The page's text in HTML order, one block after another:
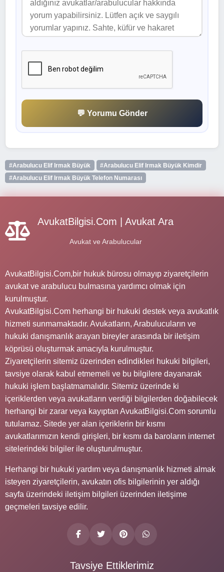
💬 Yorumu Gönder
#Arabulucu Elif Irmak Büyük
#Arabulucu Elif Irmak Büyük Kimdir
#Arabulucu Elif Irmak Büyük Telefon Numarası
AvukatBilgisi.Com | Avukat Ara
Avukat ve Arabulucular
AvukatBilgisi.Com,bir hukuk bürosu olmayıp ziyaretçilerin
avukat ve arabulucu bulmasına yardımcı olmak için
kurulmuştur.
AvukatBilgisi.Com herhangi bir hukuki destek veya avukatlık
hizmeti sunmamaktadır. Avukatların, Arabulucuların ve
hukuki danışmanlık arayan bireyler arasında bir iletişim
köprüsü oluşturmak amacıyla kurulmuştur.
Ziyaretçilerin sitemiz üzerinden edindikleri hukuki bilgileri,
tavsiye olarak kabul etmemeli ve bu bilgilere dayanarak
hukuki işlem başlatmamalıdır. Sitemiz üzerinde ki
içeriklerden veya avukatların verdiği bilgilerden doğabilecek
herhangi bir zarar veya kayıptan AvukatBilgisi.Com sorumlu
tutulamaz. Sitede yer alan içeriklerin bir kısmı
avukatlarımızın kendi girişleri, bir kısmı da baroların internet
sitelerindeki bilgiler ile oluşturulmuştur.
Herhangi bir hukuki yardım veya danışmanlık hizmeti almak
isteyen ziyaretçilerin, avukatın ofis bilgilerinin yer aldığı
sayfa üzerindeki iletişim bilgileri üzerinden iletişime
geçmeleri tavsiye edilir.
Tavsiye Ettiklerimiz